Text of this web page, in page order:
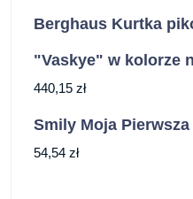
Berghaus Kurtka
"Vaskye" w kolorze
440,15 zł
Smily Moja
54,54 zł